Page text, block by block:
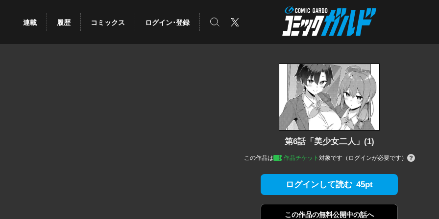
コミックガルド
連載 履歴 コミックス ログイン･登録 検索 X
第6話「美少女二人」(1)
この作品は 作品チケット 対象です（ログインが必要です）
ログインして読む 45pt
この作品の無料公開中の話へ